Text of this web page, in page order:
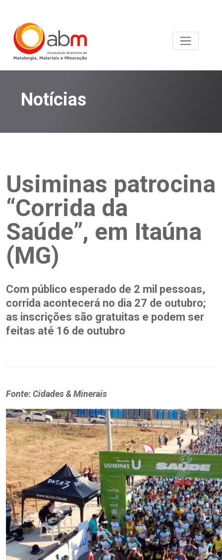
Notícias
Usiminas patrocina
“Corrida da
Saúde”, em Itaúna
(MG)
Com público esperado de 2 mil pessoas,
corrida acontecerá no dia 27 de outubro;
as inscrições são gratuitas e podem ser
feitas até 16 de outubro
Fonte: Cidades & Minerais